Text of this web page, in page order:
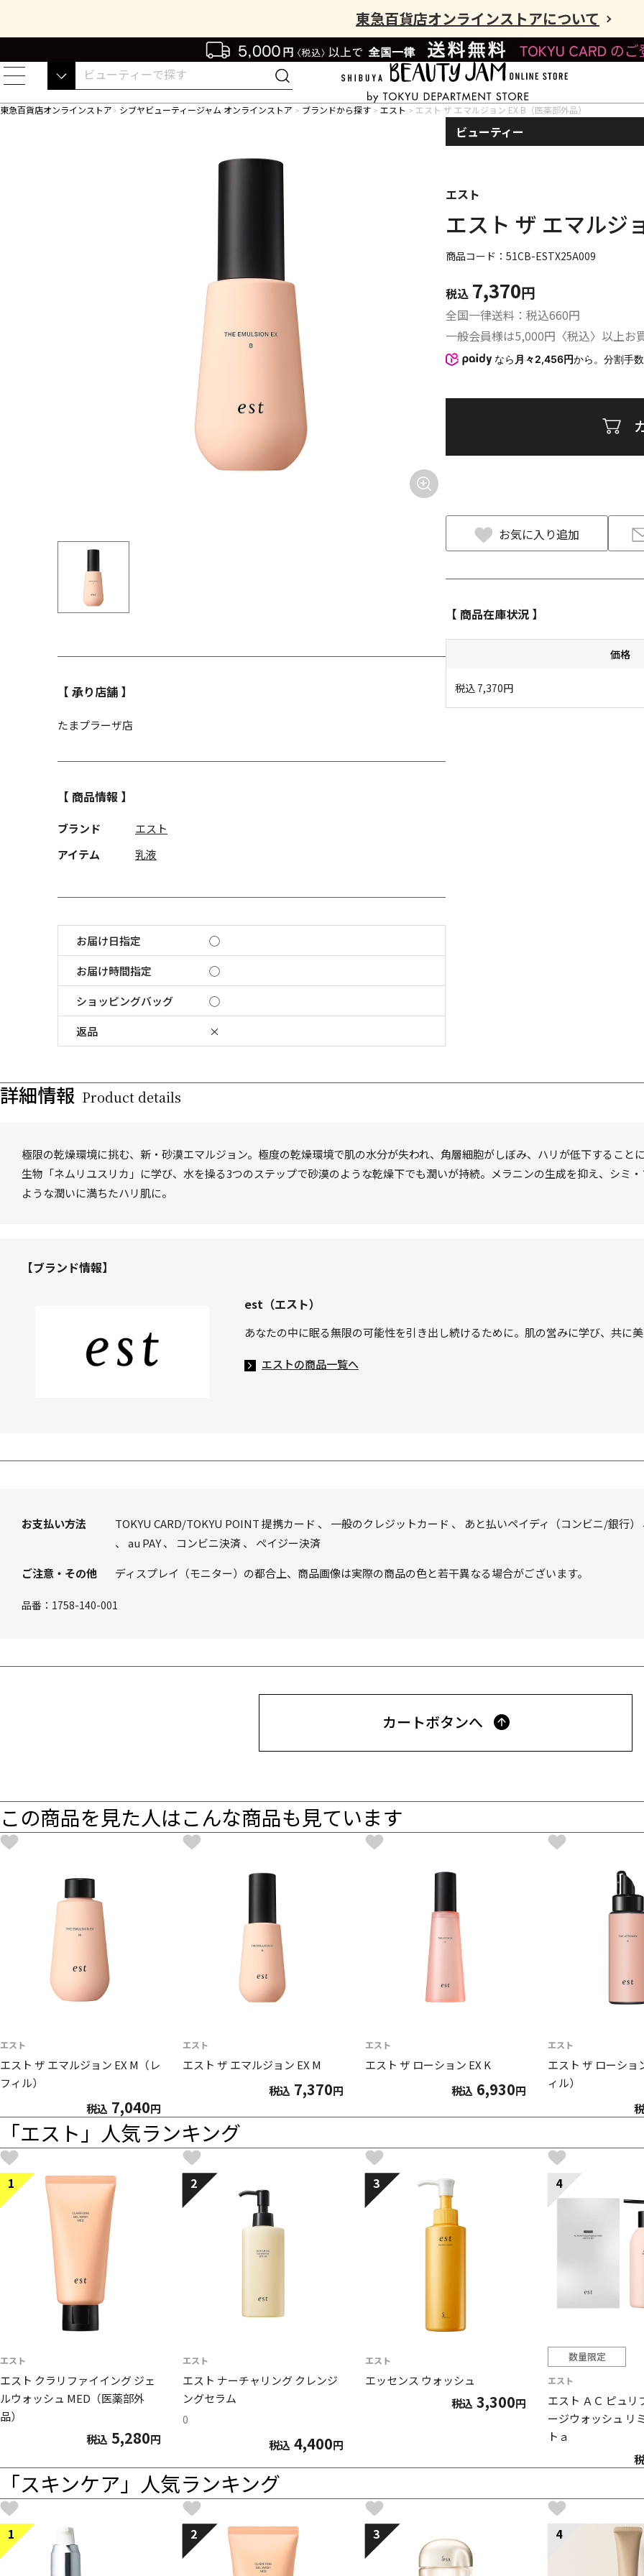
東急百貨店オンラインストアについて
東急百貨店オンラインストア
シブヤビューティージャム オンラインストア ブランドから探す エスト エスト ザ エマルジョン EX B（医薬部外品）
ビューティー
エスト
エスト ザ エマルジ
商品コード：51CB-ESTX25A009
税込 7,370円
全国一律送料：税込660円
一般会員様は5,000円〈税込〉以上お
なら 月々2,456円から。分割手
お気に入り追加
【 商品在庫状況 】
価格
税込 7,370円
【 承り店舗 】
たまプラーザ店
【 商品情報 】
ブランド
エスト
アイテム
乳液
お届け日指定
◯
お届け時間指定
◯
ショッピングバッグ
◯
返品
×
詳細情報 Product details
極限の乾燥環境に挑む、新・砂漠エマルジョン。極度の乾燥環境で肌の水分が失われ、角層細胞がしぼみ、ハリが低下すること
生物「ネムリユスリカ」に学び、水を操る3つのステップで砂漠のような乾燥下でも潤いが持続。メラニンの生成を抑え、シミ
ような潤いに満ちたハリ肌に。
【ブランド情報】
est（エスト）
あなたの中に眠る無限の可能性を引き出し続けるために。肌の営みに学び、共に
エストの商品一覧へ
お支払い方法 TOKYU CARD/TOKYU POINT 提携カード 、 一般のクレジットカード 、 あと払いペイディ（コンビニ/銀行）
、 au PAY、 コンビニ決済、 ペイジー決済
ご注意・その他
ディスプレイ（モニター）の都合上、商品画像は実際の商品の色と若干異なる場合がございます。
品番： 1758-140-001
カートボタンへ
この商品を見た人はこんな商品も見ています
エスト
エスト ザ エマルジョン EX M（レ
フィル）
税込 7,040円
エスト
エスト ザ エマルジョン EX M
税込 7,370円
エスト
エスト ザ ローション EX K
税込 6,930円
エスト
エスト ザ ローショ
ィル）
「エスト」人気ランキング
1
エスト
エスト クラリファイイング ジェ
ルウォッシュ MED（医薬部外
品）
税込 5,280円
2
エスト
エスト ナーチャリング クレンジ
ングセラム
0
税込 4,400円
3
エスト
エッセンス ウォッシュ
税込 3,300円
4
数量限定
エスト
エスト ＡＣ ピュリ
ージウォッシュ リ
トａ
「スキンケア」人気ランキング
1 2 3 4